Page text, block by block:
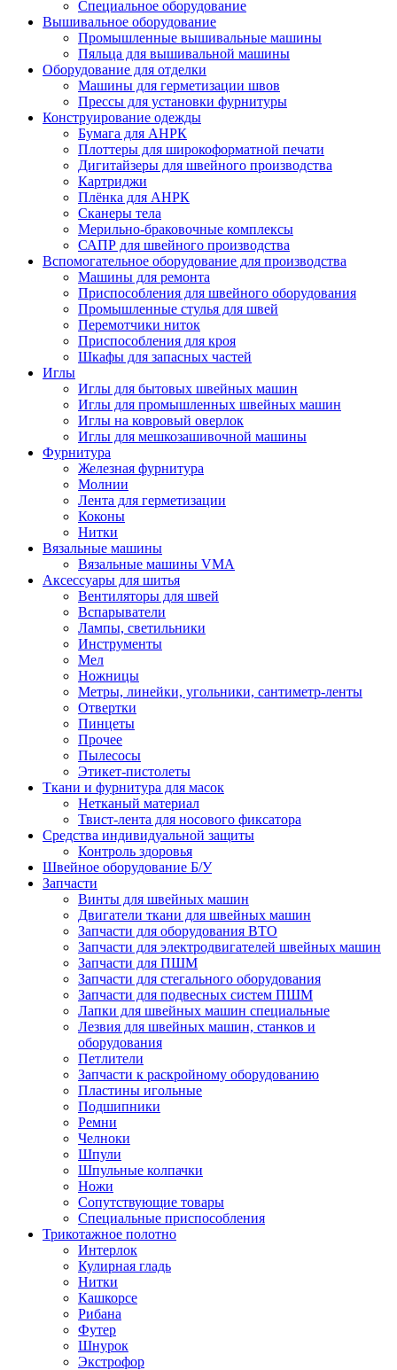
Специальное оборудование
Вышивальное оборудование
Промышленные вышивальные машины
Пяльца для вышивальной машины
Оборудование для отделки
Машины для герметизации швов
Прессы для установки фурнитуры
Конструирование одежды
Бумага для АНРК
Плоттеры для широкоформатной печати
Дигитайзеры для швейного производства
Картриджи
Плёнка для АНРК
Сканеры тела
Мерильно-браковочные комплексы
САПР для швейного производства
Вспомогательное оборудование для производства
Машины для ремонта
Приспособления для швейного оборудования
Промышленные стулья для швей
Перемотчики ниток
Приспособления для кроя
Шкафы для запасных частей
Иглы
Иглы для бытовых швейных машин
Иглы для промышленных швейных машин
Иглы на ковровый оверлок
Иглы для мешкозашивочной машины
Фурнитура
Железная фурнитура
Молнии
Лента для герметизации
Коконы
Нитки
Вязальные машины
Вязальные машины VMA
Аксессуары для шитья
Вентиляторы для швей
Вспарыватели
Лампы, светильники
Инструменты
Мел
Ножницы
Метры, линейки, угольники, сантиметр-ленты
Отвертки
Пинцеты
Прочее
Пылесосы
Этикет-пистолеты
Ткани и фурнитура для масок
Нетканый материал
Твист-лента для носового фиксатора
Средства индивидуальной защиты
Контроль здоровья
Швейное оборудование Б/У
Запчасти
Винты для швейных машин
Двигатели ткани для швейных машин
Запчасти для оборудования ВТО
Запчасти для электродвигателей швейных машин
Запчасти для ПШМ
Запчасти для стегального оборудования
Запчасти для подвесных систем ПШМ
Лапки для швейных машин специальные
Лезвия для швейных машин, станков и
оборудования
Петлители
Запчасти к раскройному оборудованию
Пластины игольные
Подшипники
Ремни
Челноки
Шпули
Шпульные колпачки
Ножи
Сопутствующие товары
Специальные приспособления
Трикотажное полотно
Интерлок
Кулирная гладь
Нитки
Кашкорсе
Рибана
Футер
Шнурок
Экстрофор